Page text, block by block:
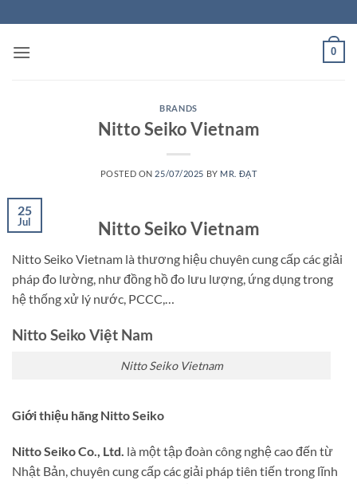
to
content
0
BRANDS
Nitto Seiko Vietnam
POSTED ON 25/07/2025 BY MR. ĐẠT
25
Jul Nitto Seiko Vietnam
Nitto Seiko Vietnam là thương hiệu chuyên cung cấp các giải
pháp đo lường, như đồng hồ đo lưu lượng, ứng dụng trong
hệ thống xử lý nước, PCCC,…
Nitto Seiko Việt Nam
Nitto Seiko Vietnam
Giới thiệu hãng Nitto Seiko
Nitto Seiko Co., Ltd. là một tập đoàn công nghệ cao đến từ
Nhật Bản, chuyên cung cấp các giải pháp tiên tiến trong lĩnh